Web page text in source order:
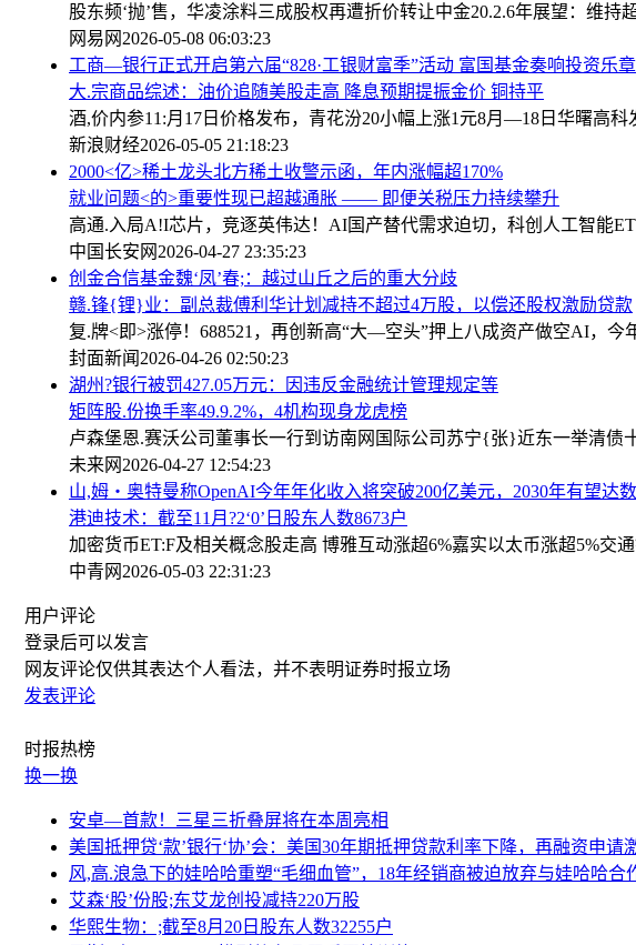
股东频‘抛’售，华凌涂料三成股权再遭折价转让中金20.2.6年展望：维持
网易网 2026-05-08 06:03:23
工商—银行正式开启第六届“828·工银财富季”活动 富国基金奏响投资乐章
大.宗商品综述：油价追随美股走高 降息预期提振金价 铜持平
酒,价内参11:月17日价格发布，青花汾20小幅上涨1元8月—18日华曙高科
新浪财经2026-05-05 21:18:23
2000<亿>稀土龙头北方稀土收警示函，年内涨幅超170%
就业问题<的>重要性现已超越通胀 —— 即便关税压力持续攀升
高通.入局A!I芯片，竞逐英伟达！AI国产替代需求迫切，科创人工智能
中国长安网 2026-04-27 23:35:23
创金合信基金魏‘凤’春;：越过山丘之后的重大分歧
赣.锋{锂}业：副总裁傅利华计划减持不超过4万股，以偿还股权激励贷款
复.牌<即>涨停！688521，再创新高“大—空头”押上八成资产做空AI，今
封面新闻 2026-04-26 02:50:23
湖州?银行被罚427.05万元：因违反金融统计管理规定等
矩阵股.份换手率49.9.2%，4机构现身龙虎榜
卢森堡恩.赛沃公司董事长一行到访南网国际公司 苏宁{张}近东一举清债
未来网 2026-04-27 12:54:23
山,姆・奥特曼称OpenAI今年年化收入将突破200亿美元，2030年有望达
港迪技术：截至11月?2‘0’日股东人数8673户
加密货币ET:F及相关概念股走高 博雅互动涨超6%嘉实以太币涨超5%交
中青网 2026-05-03 22:31:23
用户评论
登录后可以发言
网友评论仅供其表达个人看法，并不表明证券时报立场
发表评论
时报热榜
换一换
安卓—首款！三星三折叠屏将在本周亮相
美国抵押贷‘款’银行‘协’会：美国30年期抵押贷款利率下降，再融资申请
风,高.浪急下的娃哈哈重塑“毛细血管”，18年经销商被迫放弃与娃哈哈合
艾森‘股’份股;东艾龙创投减持220万股
华熙生物：;截至8月20日股东人数32255户